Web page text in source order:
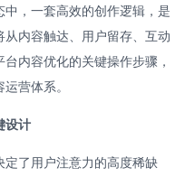
，一套高效的创作逻辑，是
内容触达、用户留存、互动
内容优化的关键操作步骤，
营体系。
设计
了用户注意力的高度稀缺